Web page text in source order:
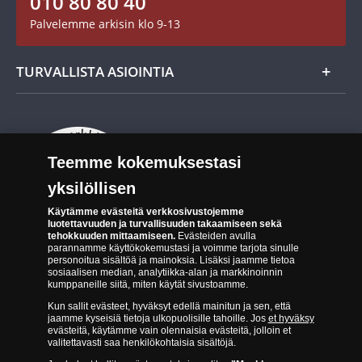
palautusoikeusja voit jatkaa keräämistä niin
kauan kuin itse haluat.
maailman ensimmäinen 24 karaatilla kullattu
Muumi-raha jo tänään!
Maksutavat
Evästeet Suomen Monetan verkkokaupassa
Tuotteiden toimittaminen
Saavutettavuusseloste
Palvelemme arkisin klo 9-13
TURVALLISTA ASIOINTIA
Aitous- ja laatutakuu
Suomen Moneta toimii virallisena jakelijana useimmille maailman
johtaville rahapajoille ja keskuspankeille, kuten Norjan rahapaja,
Britannian kuninkaallinen rahapaja, Ranskan rahapaja, Kanadan
kuninkaallinen rahapaja, Australian kuninkaallinen rahapaja, Etelä-
Afrikan kuninkaallinen rahapaja, Itävallan rahapaja, Alankomaiden
Teemme kokemuksestasi
yksilöllisen
Käytämme evästeitä verkkosivustojemme
luotettavuuden ja turvallisuuden takaamiseen sekä
tehokkuuden mittaamiseen.Evästeiden avulla
parannamme käyttökokemustasi ja voimme tarjota sinulle
personoitua sisältöä ja mainoksia. Lisäksi jaamme tietoa
sosiaalisen median, analytiikka-alan ja markkinoinnin
kumppaneille siitä, miten käytät sivustoamme.
Kun sallit evästeet, hyväksyt edellä mainitun ja sen, että
jaamme kyseisiä tietoja ulkopuolisille tahoille. Jos et hyväksy
evästeitä, käytämme vain olennaisia evästeitä, jolloin et
valitettavasti saa henkilökohtaisia sisältöjä.